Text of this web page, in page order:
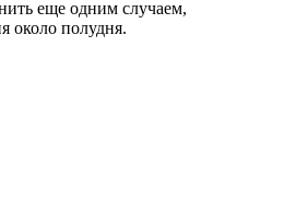
еще одним случаем,
около полудня.